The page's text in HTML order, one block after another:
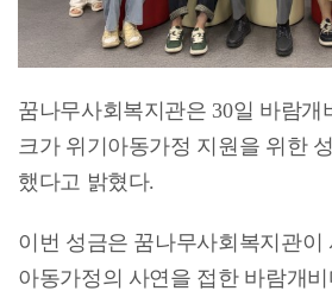
꿈나무사회복지관은 30일 바람개
크가 위기아동가정 지원을 위한
했다고 밝혔다.
이번 성금은 꿈나무사회복지관이
아동가정의 사연을 접한 바람개